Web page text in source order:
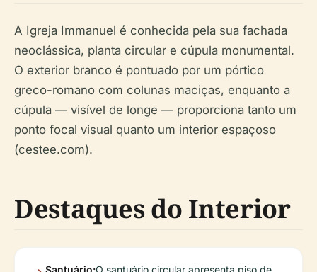
A Igreja Immanuel é conhecida pela sua fachada
neoclássica, planta circular e cúpula monumental.
O exterior branco é pontuado por um pórtico
greco-romano com colunas maciças, enquanto a
cúpula — visível de longe — proporciona tanto um
ponto focal visual quanto um interior espaçoso
(cestee.com).
Destaques do Interior
Santuário:O santuário circular apresenta piso de